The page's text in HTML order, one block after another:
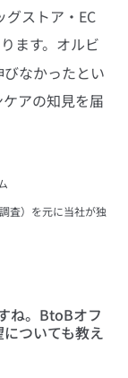
ストア・EC
ます。オルビ
なかったとい
アの知見を届
査）を元に当社が独
ね。BtoBオフ
ついても教え